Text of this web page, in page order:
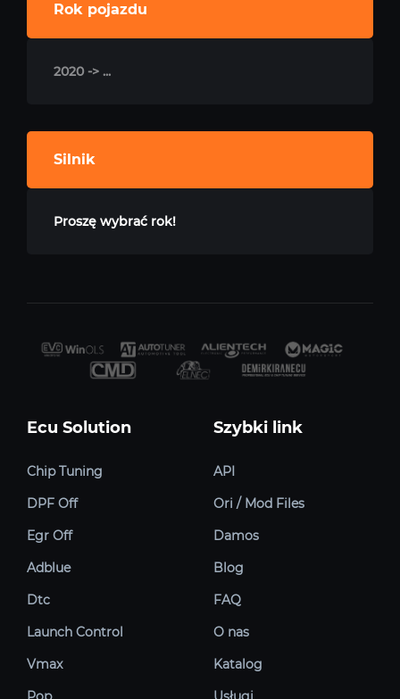
Rok pojazdu
2020 -> ...
Silnik
Proszę wybrać rok!
Ecu Solution
Chip Tuning
DPF Off
Egr Off
Adblue
Dtc
Launch Control
Vmax
Szybki link
API
Ori / Mod Files
Damos
Blog
FAQ
O nas
Katalog